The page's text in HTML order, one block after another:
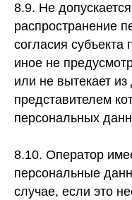
8.9. Не
распространение
согласия
иное не
или не вытекает из
представителем
персональных
8.10. Оператор
персональные
случае, если это